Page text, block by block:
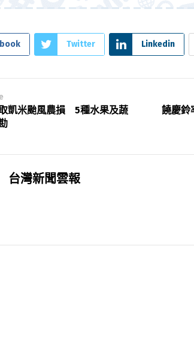
Twitter Linkedin
凱米颱風農損 5種水果及蔬
饒慶鈴
台灣新聞雲報